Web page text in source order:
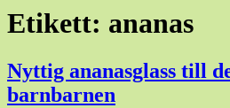
Etikett: ananas
Nyttig ananasglass till
barnbarnen